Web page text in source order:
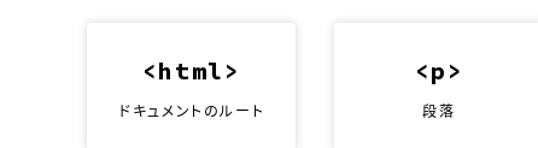
html
ドキュメントのルート
p
段落